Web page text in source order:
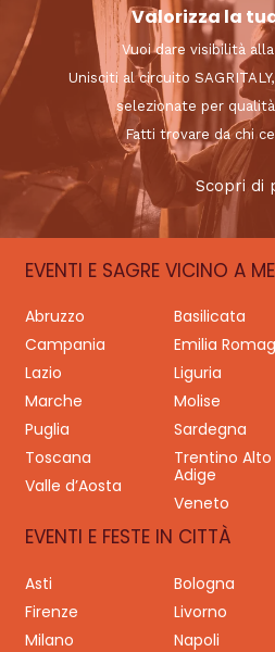
Valorizza la
Vuoi dare visibilità
Unisciti al circuito
selezionate per
Fatti trovare da chi
Scopri di
EVENTI E SAGRE VICINO A ME
Abruzzo Basilicata
Campania
Emilia
Lazio
Liguria
Marche
Molise
Puglia
Sardegna
Toscana
Trentino Alto
Adige
Valle d’Aosta
Veneto
EVENTI E FESTE IN CITTÀ
Asti Bologna
Firenze
Livorno
Milano
Napoli